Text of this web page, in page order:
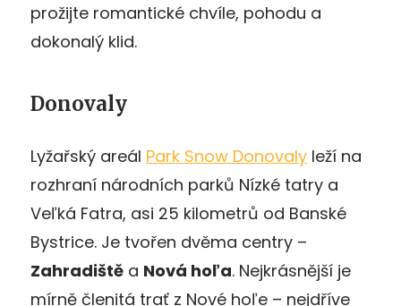
prožijte romantické chvíle, pohodu a
dokonalý klid.
Donovaly
Lyžařský areál Park Snow Donovaly leží na
rozhraní národních parků Nízké tatry a
Veľká Fatra, asi 25 kilometrů od Banské
Bystrice. Je tvořen dvěma centry –
Zahradiště a Nová hoľa. Nejkrásnější je
mírně členitá trať z Nové hoľe – nejdříve